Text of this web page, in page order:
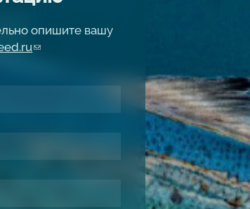
опишите вашу
(link sends e-mail)